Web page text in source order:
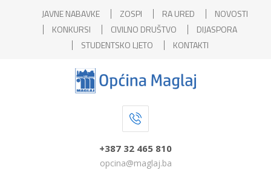
JAVNE NABAVKE ZOSPI RA URED
NOVOSTI
KONKURSI
CIVILNO DRUŠTVO
DIJASPORA
STUDENTSKO LJETO
KONTAKTI
+387 32 465 810
opcina@maglaj.ba